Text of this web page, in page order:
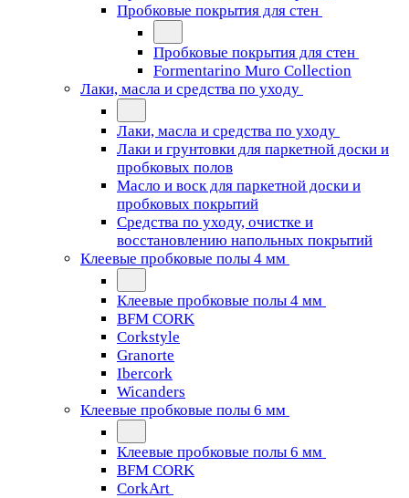
Пробковые покрытия для стен
Пробковые покрытия для стен
Formentarino Muro Collection
Лаки, масла и средства по уходу
Лаки, масла и средства по уходу
Лаки и грунтовки для паркетной доски и
пробковых полов
Масло и воск для паркетной доски и
пробковых покрытий
Средства по уходу, очистке и
восстановлению напольных покрытий
Клеевые пробковые полы 4 мм
Клеевые пробковые полы 4 мм
BFM CORK
Corkstyle
Granorte
Ibercork
Wicanders
Клеевые пробковые полы 6 мм
Клеевые пробковые полы 6 мм
BFM CORK
CorkArt